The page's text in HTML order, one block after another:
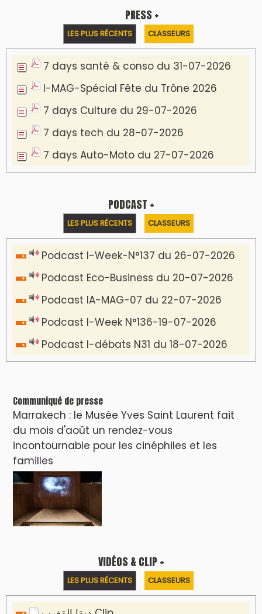
PRESS +
LES PLUS RÉCENTS CLASSEURS
7 days santé & conso du 31-07-2026
I-MAG-Spécial Fête du Trône 2026
7 days Culture du 29-07-2026
7 days tech du 28-07-2026
7 days Auto-Moto du 27-07-2026
PODCAST +
LES PLUS RÉCENTS CLASSEURS
Podcast I-Week-N°137 du 26-07-2026
Podcast Eco-Business du 20-07-2026
Podcast IA-MAG-07 du 22-07-2026
Podcast I-Week N°136-19-07-2026
Podcast I-débats N31 du 18-07-2026
Communiqué de presse
Marrakech : le Musée Yves Saint Laurent fait
du mois d'août un rendez-vous
incontournable pour les cinéphiles et les
familles
VIDÉOS & CLIP +
LES PLUS RÉCENTS CLASSEURS